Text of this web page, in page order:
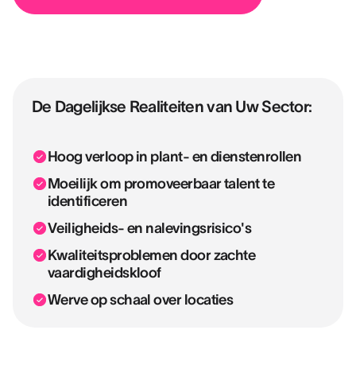
De Dagelijkse Realiteiten van Uw Sector:
Hoog verloop in plant- en dienstenrollen
Moeilijk om promoveerbaar talent te
identificeren
Veiligheids- en nalevingsrisico's
Kwaliteitsproblemen door zachte
vaardigheidskloof
Werve op schaal over locaties